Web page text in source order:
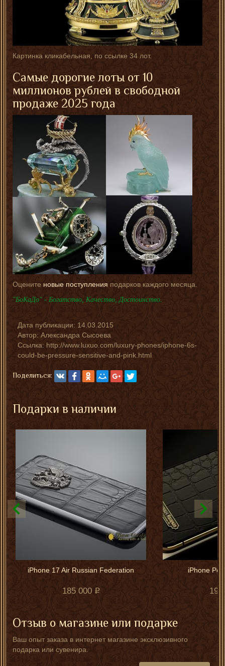
Картинка кликабельная, по ссылке 34 лот.
Самые дорогие лоты от 10
миллионов рублей в свободной
продаже 2025 года
Оценитеновые поступленияподарков каждого месяца.
"БоКаДо" - Богатство, Качество, Достоинство.
Дата публикации:14.03.2015
Автор:Александра Сысоева
Ссылка: http://www.luxuo.com/luxury-phones/iphone-6s-
could-be-pressure-sensitive-and-pink.html
Поделиться:
Подарки в наличии
iPhone 17 Air Russian Federation
185 000
iPhone
190
Отзыв о магазине или подарке
Ваш опыт заказа в интернет магазине эксклюзивного
подарка или сувенира.